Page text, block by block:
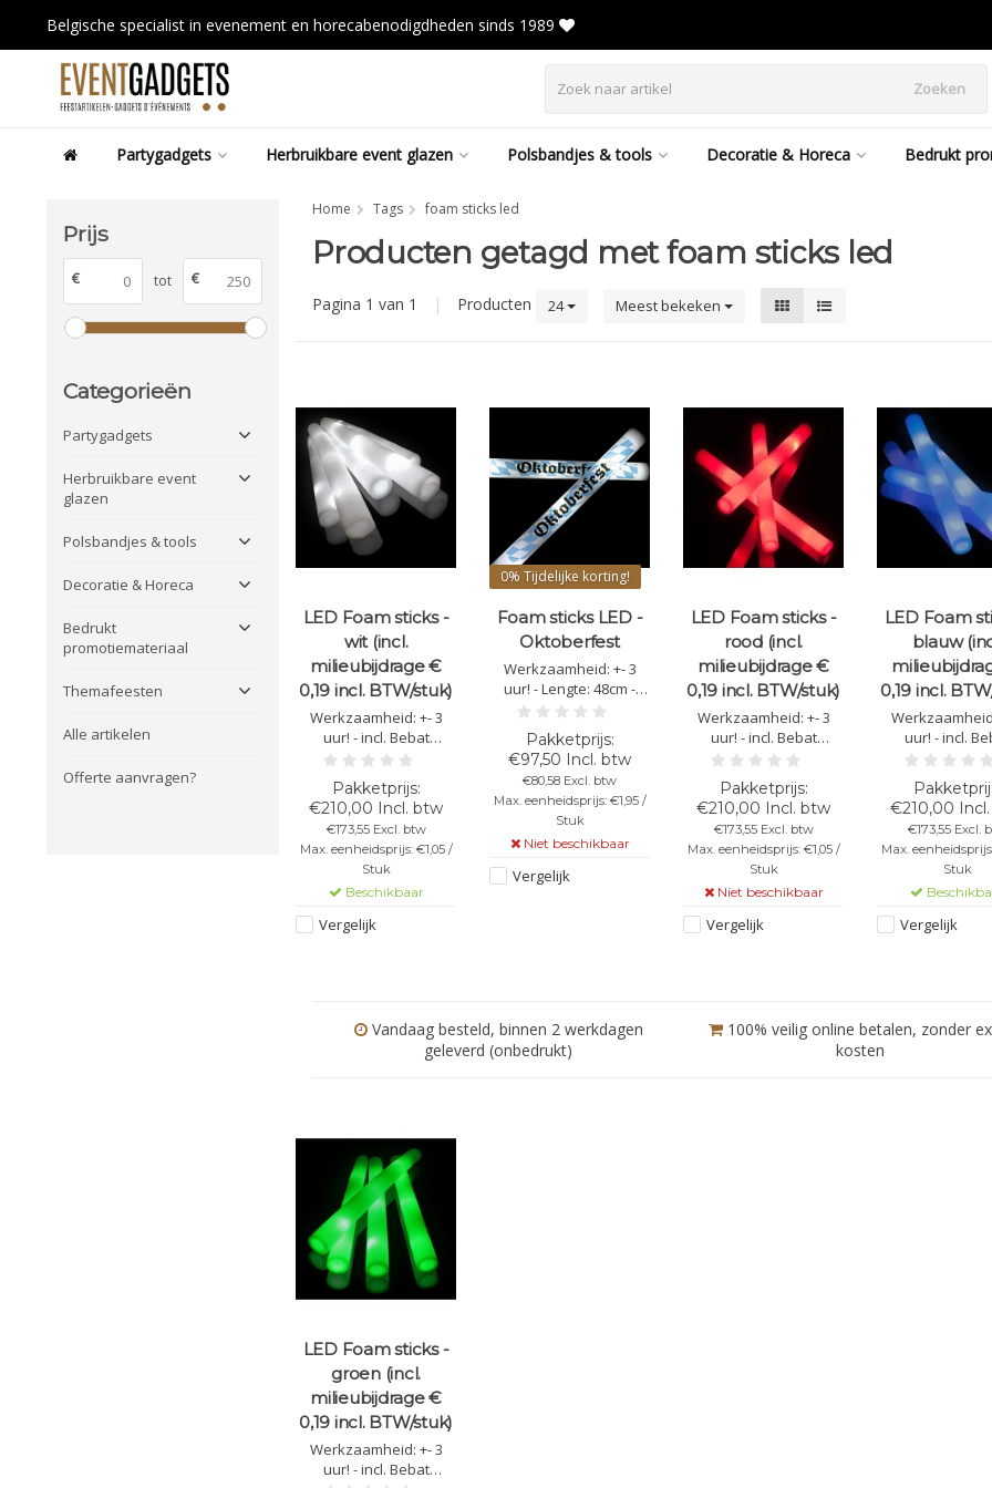
Belgische specialist in evenement en horecabenodigdheden sinds 1989
Zoeken
Partygadgets Herbruikbare event glazen Polsbandjes & tools Decoratie & Horeca Bedrukt
Prijs
€ tot €
Categorieën
Partygadgets
Herbruikbare event
glazen
Polsbandjes & tools
Decoratie & Horeca
Bedrukt
promotiemateriaal
Themafeesten
Alle artikelen
Offerte aanvragen?
Home Tags foam sticks led
Producten getagd met foam sticks led
Pagina 1 van 1 | Producten 24 Meest bekeken
LED Foam sticks -
wit (incl.
milieubijdrage €
0,19 incl. BTW/stuk)
Werkzaamheid: +- 3
uur! - incl. Bebat
bijdrage € 0,19 incl.
BTW/stick - Lengte:
48cm - Diameter: 4 cm -
Bevat 3 witte led
lampen - 3
verschillende led
standen.
€210,00 Incl. btw
€173,55 Excl. btw
Max. eenheidsprijs: €1,05 /
Stuk
Beschikbaar
Vergelijk
0% Tijdelijke korting!
Foam sticks LED -
Oktoberfest
Werkzaamheid: +- 3
uur! - Lengte: 48cm -
Diameter: 4 cm - Bevat 3
witte led lampen - 3
verschillende led
standen: flitsend, licht
en sfeer
€97,50 Incl. btw
€80,58 Excl. btw
Max. eenheidsprijs: €1,95 /
Stuk
Niet beschikbaar
Vergelijk
LED Foam sticks -
rood (incl.
milieubijdrage €
0,19 incl. BTW/stuk)
Werkzaamheid: +- 3
uur! - incl. Bebat
bijdrage € 0,19 incl.
BTW/stick - Lengte:
48cm - Diameter: 4 cm -
Bevat 3 rode led lichtjes
- 3 verschillende led
standen.
€210,00 Incl. btw
€173,55 Excl. btw
Max. eenheidsprijs: €1,05 /
Stuk
Niet beschikbaar
Vergelijk
LED Foam
blauw
0,19 incl.
uur! - incl.
bijdrage €
BTW/stick - Lengte:
48cm -
Bevat 3
lichtjes - 3
led
€210,00
€173,55 Excl.
Max.
Stuk
Vergelijk
Vandaag besteld, binnen 2 werkdagen
geleverd (onbedrukt)
100% veilig online betalen, zonder
kosten
LED Foam sticks -
groen (incl.
milieubijdrage €
0,19 incl. BTW/stuk)
Werkzaamheid: +- 3
uur! - incl. Bebat